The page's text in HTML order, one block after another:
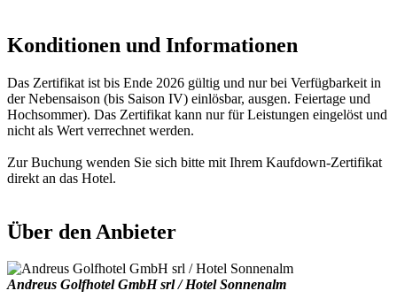
Konditionen und Informationen
Das Zertifikat ist bis Ende 2026 gültig und nur bei Verfügbarkeit in
der Nebensaison (bis Saison IV) einlösbar, ausgen. Feiertage und
Hochsommer). Das Zertifikat kann nur für Leistungen eingelöst und
nicht als Wert verrechnet werden.
Zur Buchung wenden Sie sich bitte mit Ihrem Kaufdown-Zertifikat
direkt an das Hotel.
Über den Anbieter
Andreus Golfhotel GmbH srl / Hotel Sonnenalm